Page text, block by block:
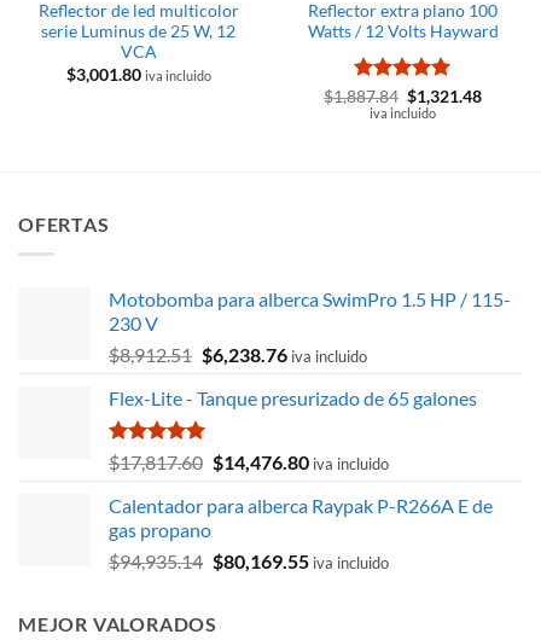
Reflector de led multicolor
serie Luminus de 25 W, 12
VCA
$3,001.80 iva incluido
Reflector extra plano 100
Watts / 12 Volts Hayward
Valorado
con5de 5
$1,887.84 El
precio
$1,321.48El
iva incluido
OFERTAS
Motobomba para alberca SwimPro 1.5 HP / 115-
230 V
$8,912.51 El
original
era:
$8,912.51.
$6,238.76El
actual
$6,238.76.
iva incluido
Flex-Lite - Tanque presurizado de 65 galones
Valorado
con
de 5
$17,817.60 El
original
era:
$17,817.60.
$14,476.80El
actual
$14,476.80.
iva incluido
Calentador para alberca Raypak P-R266A E de
gas propano
$94,935.14 El
$80,169.55Eliva incluido
MEJOR VALORADOS